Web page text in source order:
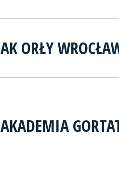
AK ORŁY
AKADEMIA